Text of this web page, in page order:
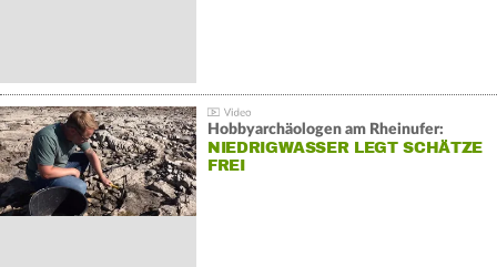
Hobbyarchäologen am Rheinufer:
NIEDRIGWASSER LEGT SCHÄTZE
FREI